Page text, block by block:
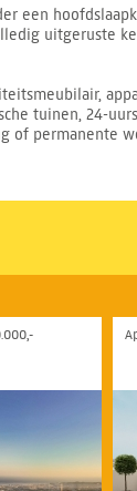
een
uitgeruste
tuinen, 24-
of permanente